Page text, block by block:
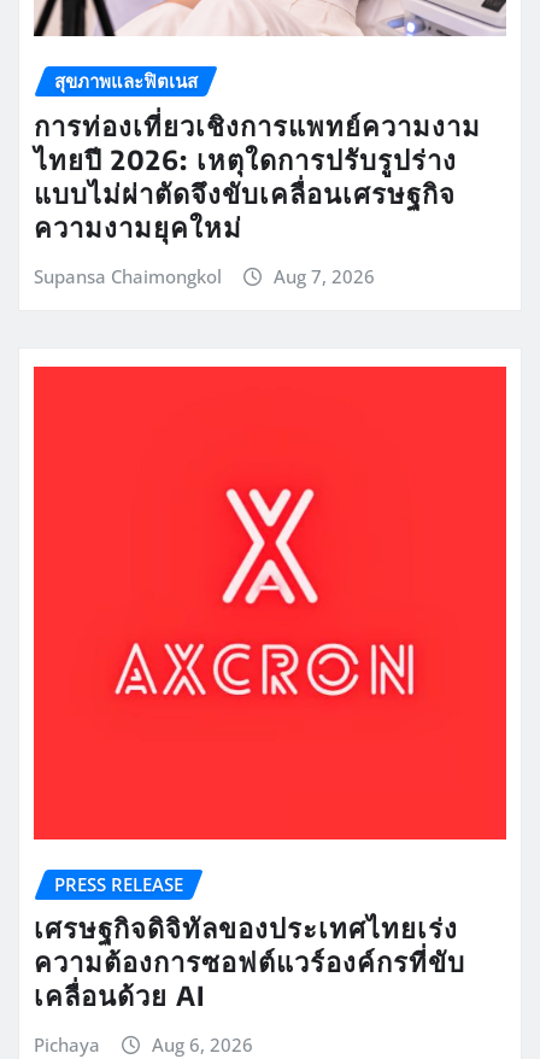
สุขภาพและฟิตเนส
การท่องเที่ยวเชิงการแพทย์ความงาม
ไทยปี 2026: เหตุใดการปรับรูปร่าง
แบบไม่ผ่าตัดจึงขับเคลื่อนเศรษฐกิจ
ความงามยุคใหม่
Supansa Chaimongkol Aug 7, 2026
PRESS RELEASE
เศรษฐกิจดิจิทัลของประเทศไทยเร่ง
ความต้องการซอฟต์แวร์องค์กรที่ขับ
เคลื่อนด้วย AI
Pichaya Aug 6, 2026